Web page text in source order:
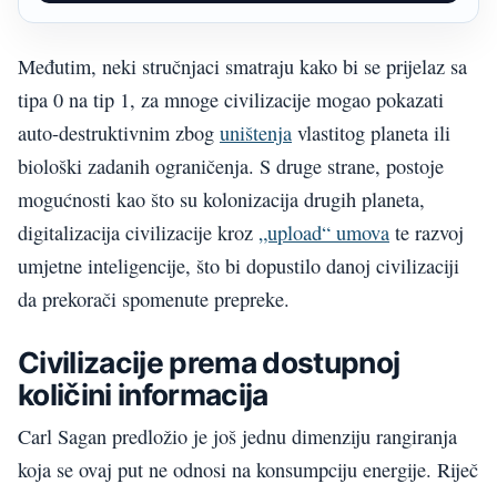
Međutim, neki stručnjaci smatraju kako bi se prijelaz sa
tipa 0 na tip 1, za mnoge civilizacije mogao pokazati
auto-destruktivnim zbog uništenja vlastitog planeta ili
biološki zadanih ograničenja. S druge strane, postoje
mogućnosti kao što su kolonizacija drugih planeta,
digitalizacija civilizacije kroz „upload“ umova te razvoj
umjetne inteligencije, što bi dopustilo danoj civilizaciji
da prekorači spomenute prepreke.
Civilizacije prema dostupnoj
količini informacija
Carl Sagan predložio je još jednu dimenziju rangiranja
koja se ovaj put ne odnosi na konsumpciju energije. Riječ